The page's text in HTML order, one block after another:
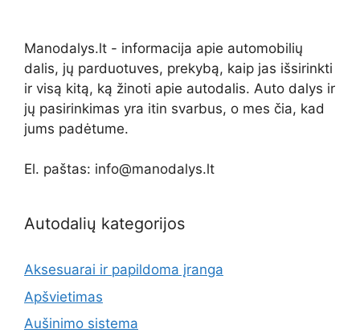
Manodalys.lt - informacija apie automobilių
dalis, jų parduotuves, prekybą, kaip jas išsirinkti
ir visą kitą, ką žinoti apie autodalis. Auto dalys ir
jų pasirinkimas yra itin svarbus, o mes čia, kad
jums padėtume.
El. paštas: info@manodalys.lt
Autodalių kategorijos
Aksesuarai ir papildoma įranga
Apšvietimas
Aušinimo sistema